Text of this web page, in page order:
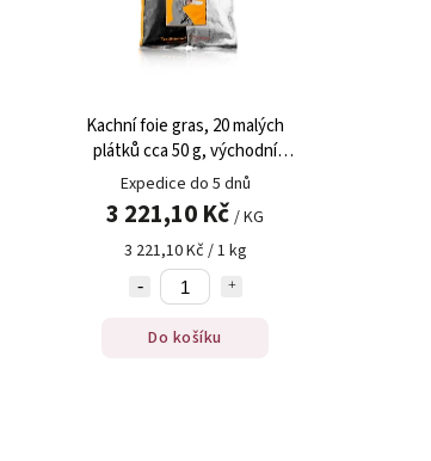
Kachní foie gras, 20 malých
plátků cca 50 g, východní
Evropa, hmotnost, TK, cca 1000
g
Expedice do 5 dnů
3 221,10 Kč / KG
3 221,10 Kč / 1 kg
Do košíku